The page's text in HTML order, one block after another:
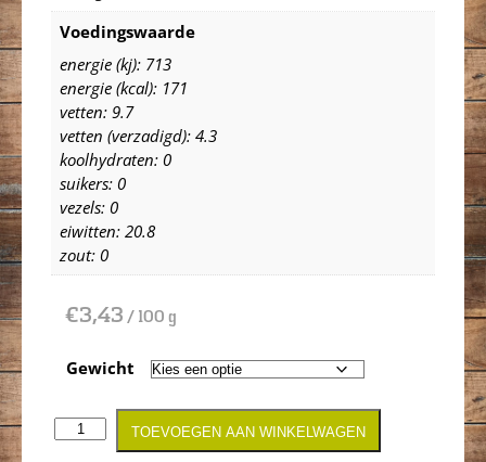
Voedingswaarde
energie (kj): 713
energie (kcal): 171
vetten: 9.7
vetten (verzadigd): 4.3
koolhydraten: 0
suikers: 0
vezels: 0
eiwitten: 20.8
zout: 0
€3,43 / 100 g
Gewicht
TOEVOEGEN AAN WINKELWAGEN